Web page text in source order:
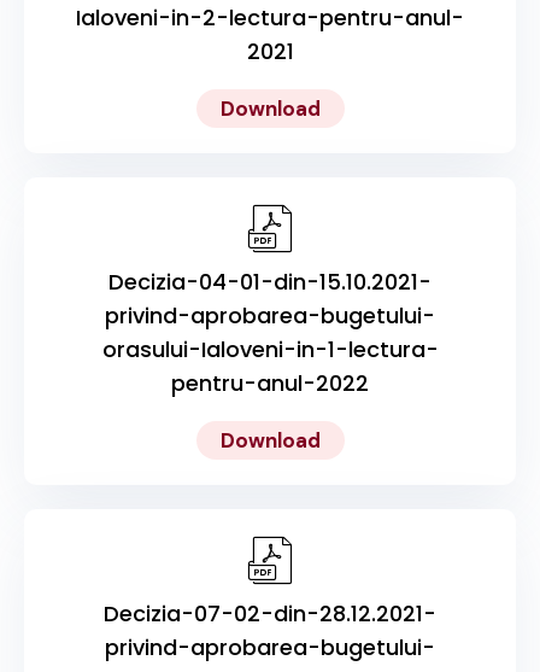
Ialoveni-in-2-lectura-pentru-anul-
2021
Download
Decizia-04-01-din-15.10.2021-
privind-aprobarea-bugetului-
orasului-Ialoveni-in-1-lectura-
pentru-anul-2022
Download
Decizia-07-02-din-28.12.2021-
privind-aprobarea-bugetului-